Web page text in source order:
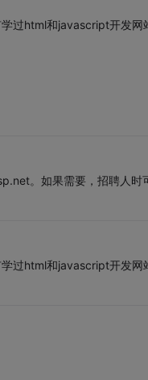
过html和javascript开发网
。如果需要，招聘人时
过html和javascript开发网